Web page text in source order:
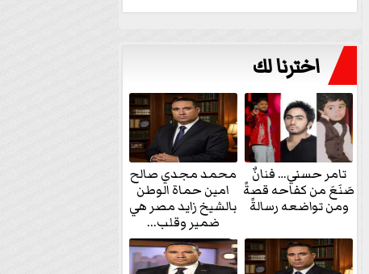
السحابية والأمن
اخترنا لك
تامر حسني… فنانٌ
صَنَعَ من كفاحه قصةً
ومن تواضعه رسالةً
محمد مجدي صالح
امين حماة الوطن
بالشيخ زايد مصر هي
ضمير وقلب...